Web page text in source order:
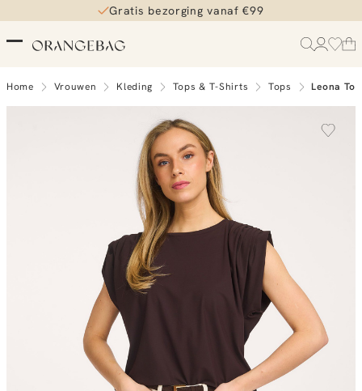
Gratis bezorging vanaf €99
Home Vrouwen Kleding Tops & T-Shirts Tops Leona Top